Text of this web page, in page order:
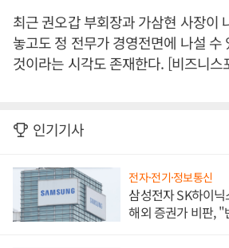
최근 권오갑 부회장과 가삼현 사장이
놓고도 정 전무가 경영전면에 나설 수
것이라는 시각도 존재한다. [비즈니스
인기기사
전자·전기·정보통신
삼성전자 SK하이
해외 증권가 비판, "